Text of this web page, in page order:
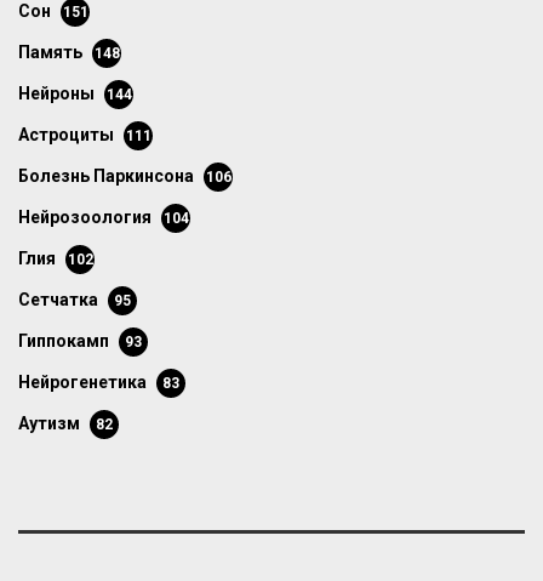
сон 151
память 148
нейроны 144
астроциты 111
болезнь Паркинсона 106
нейрозоология 104
глия 102
сетчатка 95
гиппокамп 93
нейрогенетика 83
аутизм 82